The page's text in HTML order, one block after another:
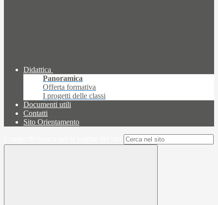
Didattica
Panoramica
Offerta formativa
I progetti delle classi
Documenti utili
Contatti
Sito Orientamento